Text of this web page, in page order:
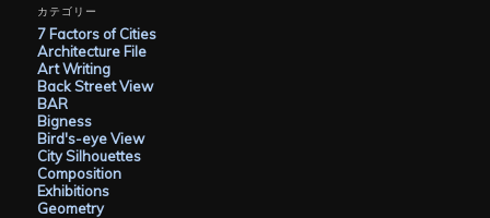
イ
ブ
カテゴリー
7 Factors of Cities
Architecture File
Art Writing
Back Street View
BAR
Bigness
Bird's-eye View
City Silhouettes
Composition
Exhibitions
Geometry